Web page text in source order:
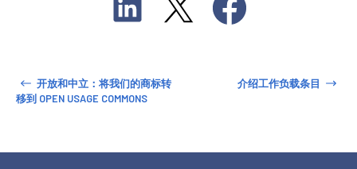
开放和中立：将我们的商标转
移到 OPEN USAGE COMMONS
介绍工作负载条目